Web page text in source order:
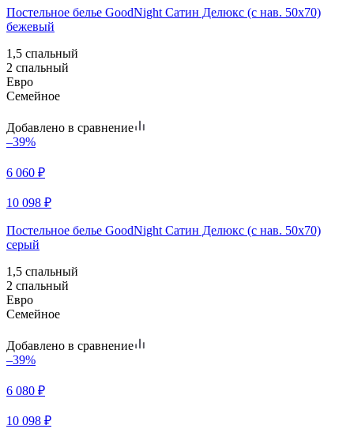
Постельное белье GoodNight Сатин Делюкс (с нав. 50х70)
бежевый
1,5 спальный
2 спальный
Евро
Семейное
Добавлено в сравнение
–39%
6 060 ₽
10 098 ₽
Постельное белье GoodNight Сатин Делюкс (с нав. 50х70)
серый
1,5 спальный
2 спальный
Евро
Семейное
Добавлено в сравнение
–39%
6 080 ₽
10 098 ₽